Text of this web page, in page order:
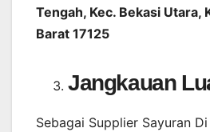
Tengah, Kec. Bekasi Utara,
Barat 17125
Jangkauan
Sebagai Supplier Sayuran